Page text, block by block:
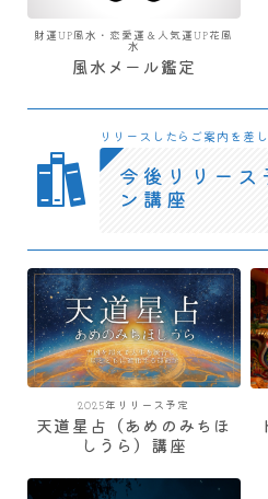
財運UP風水・恋愛運＆人気運UP花風
水
風水メール鑑定
リリースしたらご案内を差
今後リリース
ン講座
2025年リリース予定
天道星占（あめのみちほ
しうら）講座